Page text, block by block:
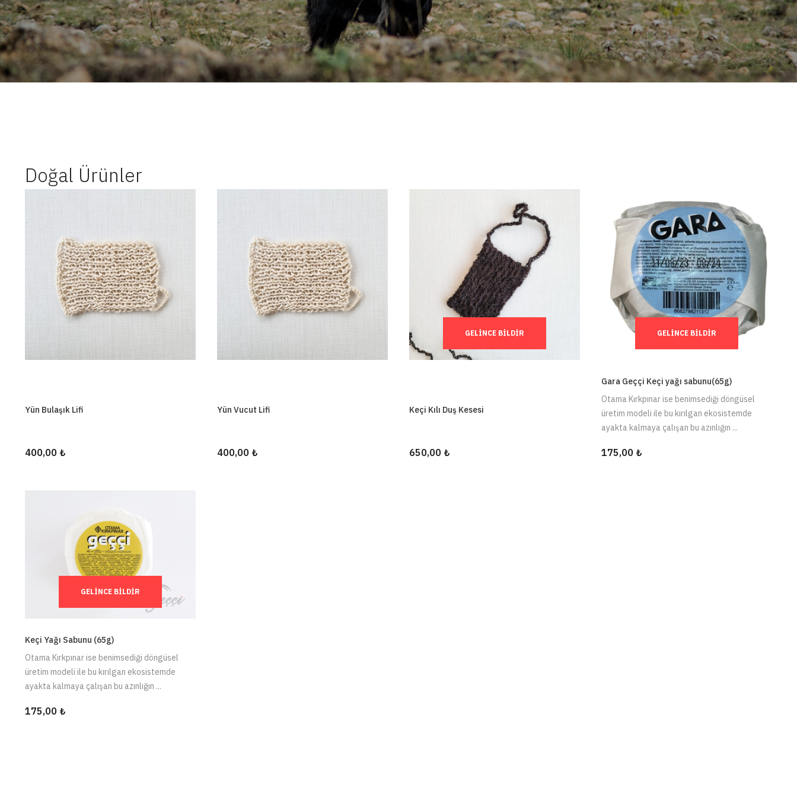
Doğal Ürünler
Yün Bulaşık Lifi
400,00 ₺
Yün Vucut Lifi
400,00 ₺
GELINCE BILDIR
Keçi Kılı Duş Kesesi
650,00 ₺
GELINCE BILDIR
Gara Geççi Keçi yağı sabunu(65g)
Otama Kırkpınar ise benimsediği döngüsel
üretim modeli ile bu kırılgan ekosistemde
ayakta kalmaya çalışan bu azınlığın ...
175,00 ₺
GELINCE BILDIR
Keçi Yağı Sabunu (65g)
Otama Kırkpınar ise benimsediği döngüsel
üretim modeli ile bu kırılgan ekosistemde
ayakta kalmaya çalışan bu azınlığın ...
175,00 ₺